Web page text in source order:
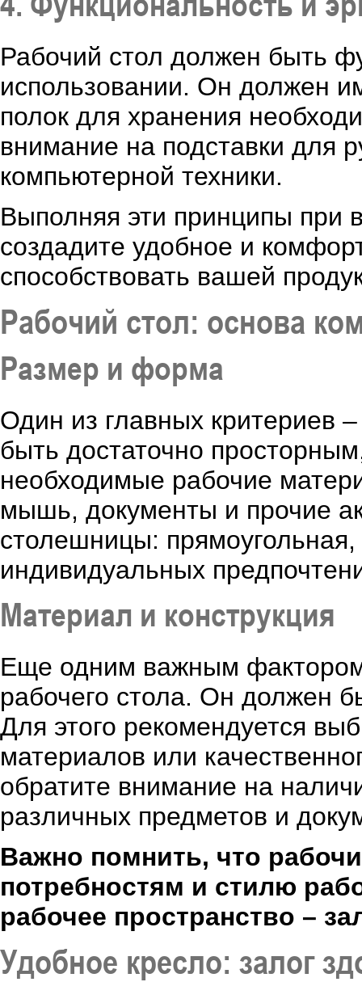
Рабочий стол должен быть
использовании. Он должен
полок для хранения
внимание на подставки для
компьютерной техники.
Выполняя эти принципы при
создадите удобное и
способствовать вашей
Рабочий стол: основа
Размер и форма
Один из главных критериев
быть достаточно
необходимые рабочие
мышь, документы и прочие
столешницы:
индивидуальных
Материал и конструкция
Еще одним важным фактором
рабочего стола. Он должен
Для этого рекомендуется
материалов или
обратите внимание на
различных предметов и
Важно помнить, что
потребностям и стилю
рабочее пространство –
Удобное кресло: залог